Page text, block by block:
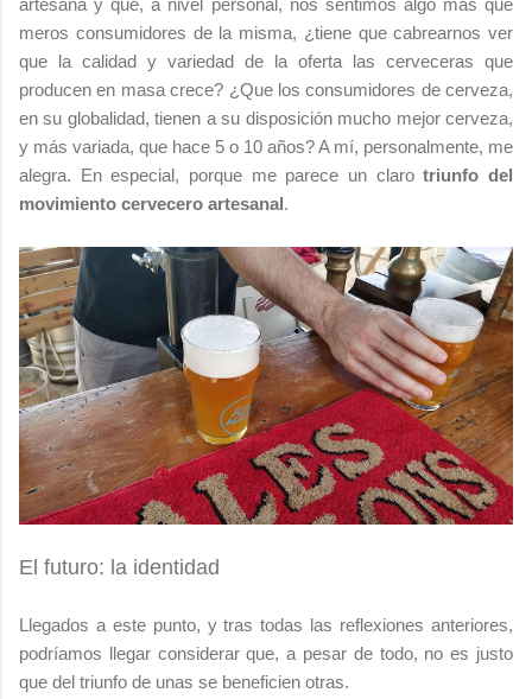
artesana y que, a nivel personal, nos sentimos algo más que
meros consumidores de la misma, ¿tiene que cabrearnos ver
que la calidad y variedad de la oferta las cerveceras que
producen en masa crece? ¿Que los consumidores de cerveza,
en su globalidad, tienen a su disposición mucho mejor cerveza,
y más variada, que hace 5 o 10 años? A mí, personalmente, me
alegra. En especial, porque me parece un clarotriunfo del
movimiento cervecero artesanal.
El futuro: la identidad
Llegados a este punto, y tras todas las reflexiones anteriores,
podríamos llegar considerar que, a pesar de todo, no es justo
que del triunfo de unas se beneficien otras.